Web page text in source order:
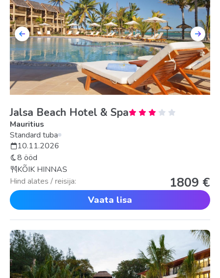
Jalsa Beach Hotel & Spa
Mauritius
Standard tuba
10.11.2026
8 ööd
KÕIK HINNAS
Hind alates / reisija:
1809 €
Vaata lisa